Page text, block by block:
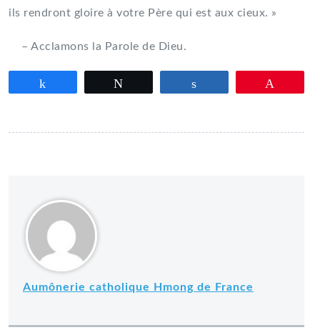
ils rendront gloire à votre Père qui est aux cieux. »
– Acclamons la Parole de Dieu.
Aumônerie catholique Hmong de France